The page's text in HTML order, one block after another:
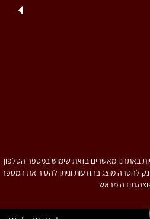
באתרנו מאשרים בזאת שימוש במספר הטלפון
להסרה מוצג בהודעות וניתן להסיר את המספר
מראש